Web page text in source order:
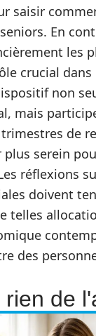
saisir
En
les
crucial
non
mais
de
plus serein
réflexions
doivent
telles
des
de